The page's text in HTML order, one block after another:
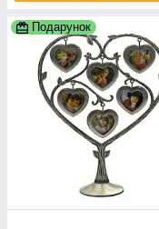
Подарунок